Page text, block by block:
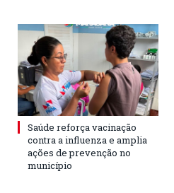
Saúde reforça vacinação
contra a influenza e amplia
ações de prevenção no
município